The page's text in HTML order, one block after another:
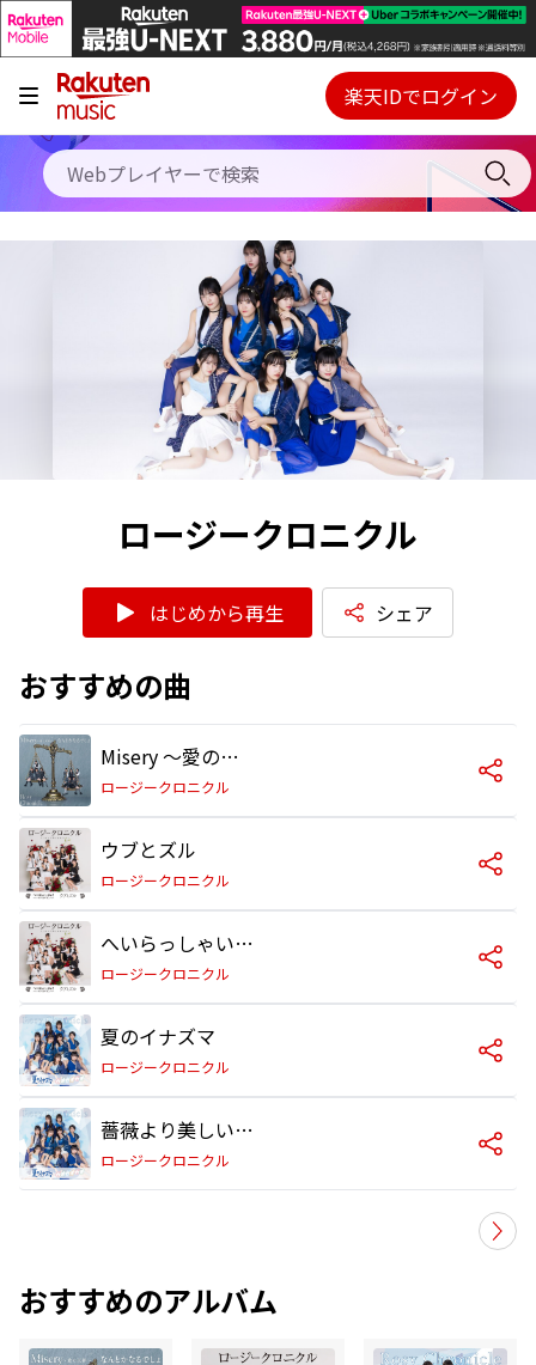
キャンペーン
料金プラン
使い方
初回30日間無料お試し
Webプレイヤー
ご契約内容の確認・変更
楽天IDでログイン
ロージークロニクル
はじめから再生 シェア
おすすめの曲
Misery ～愛の天秤～
ロージークロニクル
ウブとズル
ロージークロニクル
へいらっしゃい!～ニッポンで会いましょう～
ロージークロニクル
夏のイナズマ
ロージークロニクル
薔薇より美しい人生
ロージークロニクル
おすすめのアルバム